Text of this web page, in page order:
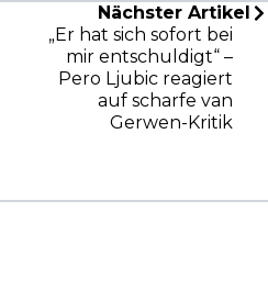
Nächster Artikel
„Er hat sich sofort bei
mir entschuldigt“ –
Pero Ljubic reagiert
auf scharfe van
Gerwen-Kritik